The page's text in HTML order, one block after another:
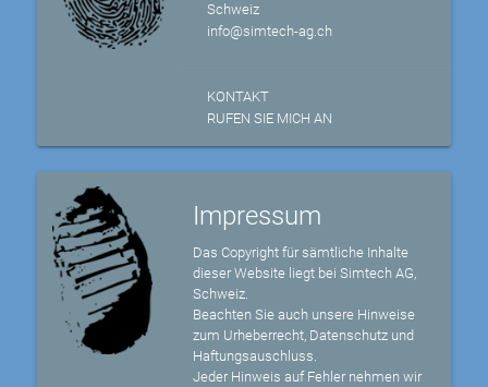
Schweiz
info@simtech-ag.ch
KONTAKT
RUFEN SIE MICH AN
Impressum
Das Copyright für sämtliche Inhalte
dieser Website liegt bei Simtech AG,
Schweiz.
Beachten Sie auch unsere Hinweise
zum Urheberrecht, Datenschutz und
Haftungsauschluss.
Jeder Hinweis auf Fehler nehmen wir